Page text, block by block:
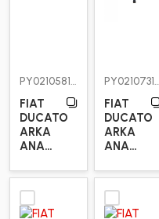
PY0210581201X
FIAT
DUCATO
ARKA
ANA
PY0210731201
FIAT
DUCATO
ARKA
ANA
22MM
ÖZEL